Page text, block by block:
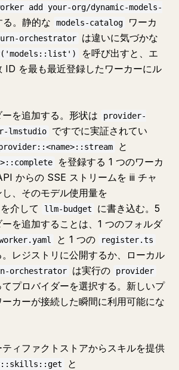
add your-org/dynamic-models-
る。静的な models-catalog
ワーカ
orchestrator
は違いに気づかな
を呼び出すと、エ
ID を最も最近登録したワーカーにル
を追加する。形状は
provider-
lmstudio
ですでに実証されてい
と
を登録する 1 つのワーカ
からの SSE ストリームを iii チャ
、そのモデル使用量を
を介して llm-budget
に書き込む。5
を追加することは、1 つのフォルダ
と 1 つの register.ts
レジストリに公開するか、ローカル
orchestrator は実行の provider
プロバイダーを選択する。新しいプ
カーが接続した瞬間に利用可能にな
ィファクトストアからスキルを提供
と